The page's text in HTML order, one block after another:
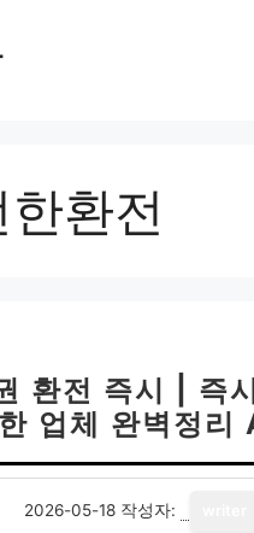
환전
환전 즉시 | 즉
업체 완벽정리
2026-05-18 작성자: